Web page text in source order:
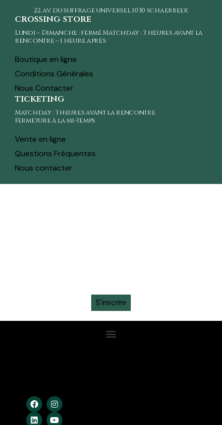
22, av. du suffrage universel1030 schaerbeek
crossing store
Lundi – Dimanche : fermé Matchday : 3 heures avant la
rencontre – 1 heure après
Boutique en ligne
Conditions Générales
Nous Contacter
ticketing
Matchday : 3 heures avant la rencontre
Fermeture à la mi-temps
Vente en ligne
Questions Fréquentes
Nous contacter
S'inscrire